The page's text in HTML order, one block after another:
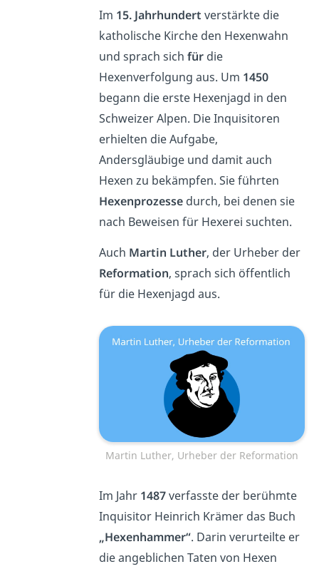
Im 15. Jahrhundert verstärkte die
katholische Kirche den Hexenwahn
und sprach sich fürdie
Hexenverfolgung aus. Um 1450
begann die erste Hexenjagd in den
Schweizer Alpen. Die Inquisitoren
erhielten die Aufgabe,
Andersgläubige und damit auch
Hexen zu bekämpfen. Sie führten
Hexenprozessedurch, bei denen sie
nach Beweisen für Hexerei suchten.
Auch Martin Luther, der Urheber der
Reformation, sprach sich öffentlich
für die Hexenjagd aus.
Martin Luther, Urheber der Reformation
Im Jahr 1487verfasste der berühmte
Inquisitor Heinrich Krämer das Buch
„Hexenhammer“. Darin verurteilte er
die angeblichen Taten von Hexen